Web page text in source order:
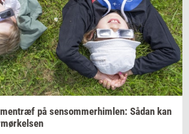
på sen­som­mer­him­len: Sådan kan